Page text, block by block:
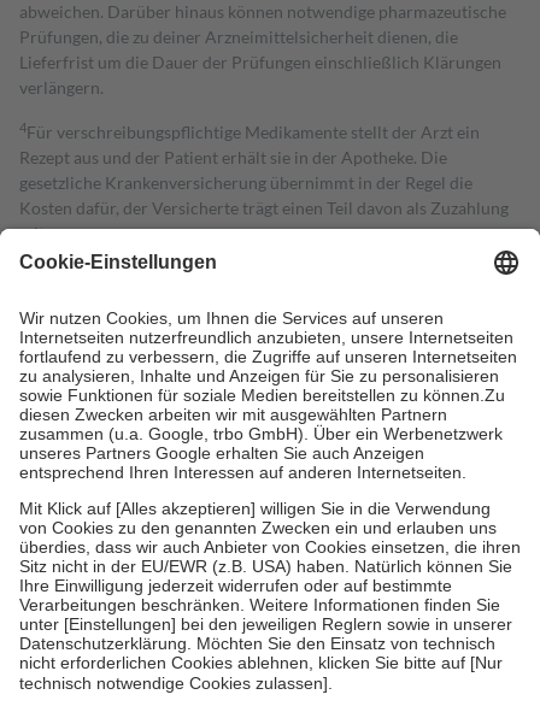
abweichen. Darüber hinaus können notwendige pharmazeutische
Prüfungen, die zu deiner Arzneimittelsicherheit dienen, die
Lieferfrist um die Dauer der Prüfungen einschließlich Klärungen
verlängern.
4Für verschreibungspflichtige Medikamente stellt der Arzt ein
Rezept aus und der Patient erhält sie in der Apotheke. Die
gesetzliche Krankenversicherung übernimmt in der Regel die
Kosten dafür, der Versicherte trägt einen Teil davon als Zuzahlung
mit.
Grundsätzlich leisten Mitglieder Zuzahlungen in Höhe von zehn
höchstens zehn Euro.
Es sind jedoch nie mehr als die tatsächlichen
Kosten der Leistung zu entrichten.
Diese Regeln gelten grundsätzlich auch für Online-Apotheken.
Bei Heilmitteln und häuslicher Krankenpflege beträgt die
Zuzahlung zehn Prozent der Kosten sowie zehn Euro je
Verordnung.
Um das Engagement der Versicherten für ihre eigene Gesundheit zu
stärken und die besondere Stellung der Familie zu unterstützen,
fallenkeine Zuzahlungenan bei:
• Kindern und Jugendlichen bis zum vollendeten 18. Lebensjahr
mit Ausnahme der Fahrkosten
• Untersuchungen zur Vorsorge und Früherkennung, die von der
GKV getragen werden
• empfohlenen Schutzimpfungen
• Harn- und Blutteststreifen